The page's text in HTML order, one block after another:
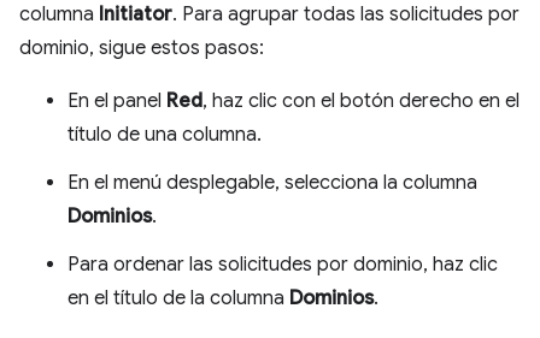
columna Initiator. Para agrupar todas las solicitudes por
dominio, sigue estos pasos:
En el panel Red, haz clic con el botón derecho en el
título de una columna.
En el menú desplegable, selecciona la columna
Dominios.
Para ordenar las solicitudes por dominio, haz clic
en el título de la columna Dominios.